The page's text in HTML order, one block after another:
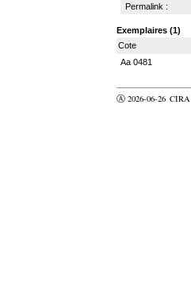
Permalink :
Exemplaires (1)
Cote
Aa 0481
Ⓐ 2026-06-26 CIRA